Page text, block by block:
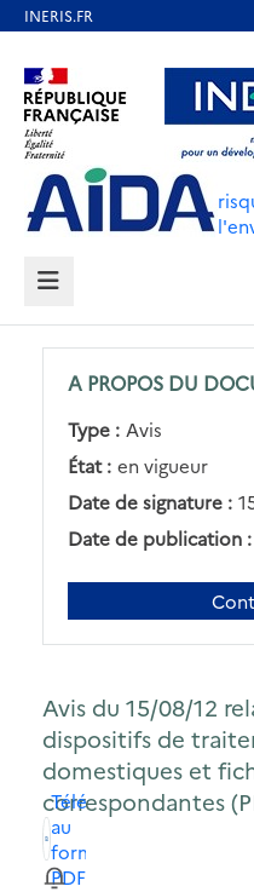
contenu
principal
Aller au contenu
Aller au pied de page
MENU
A PROPOS DU
Type : Avis
État : en vigueur
Date de signature :
Date de publication :
Avis du 15/08/12
dispositifs de
domestiques et
correspondantes
Télécharger
au
format
PDF